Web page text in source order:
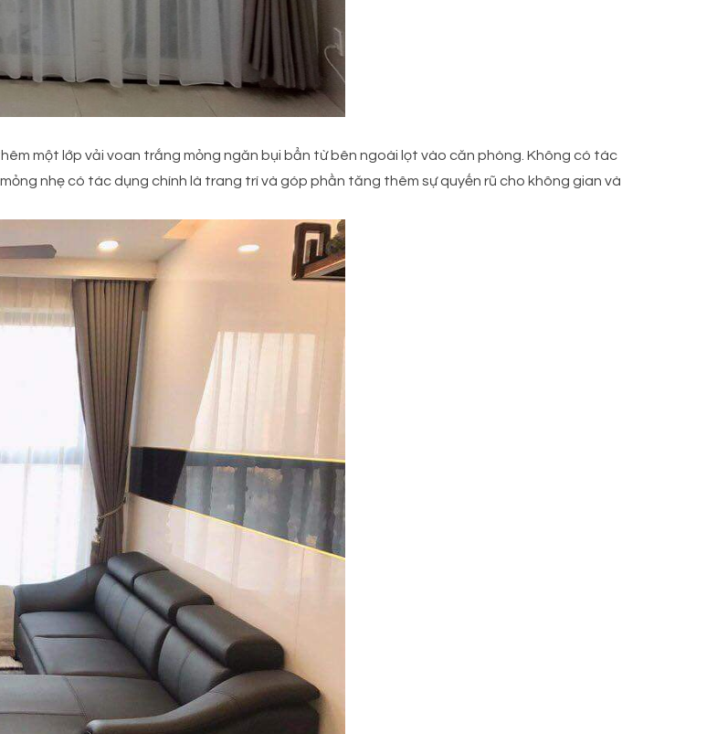
một lớp vải voan trắng mỏng ngăn bụi bẩn từ bên ngoài lọt vào căn phòng. Không có tác
nhẹ có tác dụng chính là trang trí và góp phần tăng thêm sự quyến rũ cho không gian và